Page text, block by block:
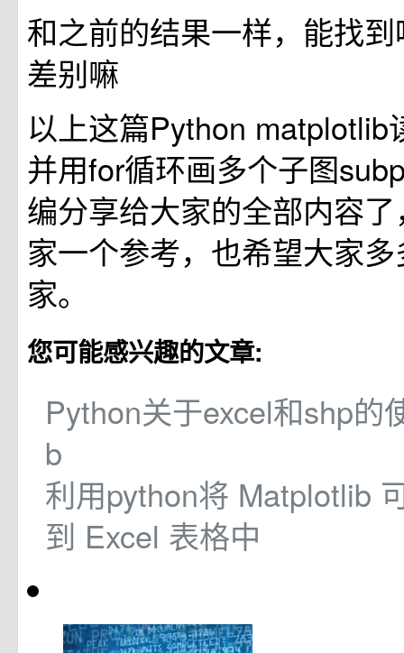
和之前的结果一样，能找
差别嘛
以上这篇Python matplotlib
并用for循环画多个子图
编分享给大家的全部内容
家一个参考，也希望大家
家。
您可能感兴趣的文章:
Python关于excel和shp的
b
利用python将 Matplotlib
到 Excel 表格中